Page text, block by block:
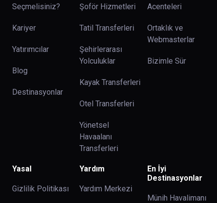
Seçmelisiniz?
Kariyer
Yatırımcılar
Blog
Destinasyonlar
Şoför Hizmetleri
Tatil Transferleri
Şehirlerarası
Yolculuklar
Kayak Transferleri
Otel Transferleri
Yönetsel
Havaalanı
Transferleri
Acenteleri
Ortaklık ve
Webmasterlar
Bizimle Sür
Yasal
Gizlilik Politikası
Yardım
Yardım Merkezi
En İyi
Destinasyonlar
Münih Havalimanı